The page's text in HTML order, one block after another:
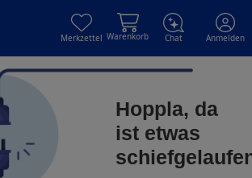
Merkzettel Warenkorb Chat Anmelden
Hoppla, da
ist etwas